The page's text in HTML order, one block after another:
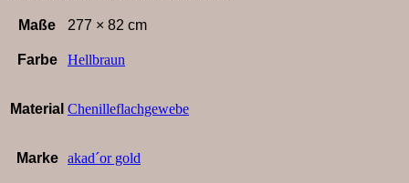
Maße 277 × 82 cm
Farbe Hellbraun
Material Chenilleflachgewebe
Marke akad´or gold